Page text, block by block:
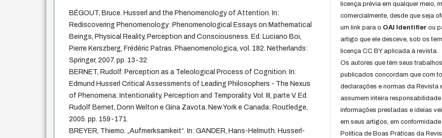
BÉGOUT, Bruce. Husserl and the Phenomenology of Attention. In:
Rediscovering Phenomenology: Phenomenological Essays on Mathematical
Beings, Physical Reality, Perception and Consciousness. Ed. Luciano Boi,
Pierre Kerszberg, Frédéric Patras. Phaenomenologica, vol. 182. Netherlands:
Springer, 2007. pp. 13-32.
BERNET, Rudolf. Perception as a Teleological Process of Cognition. In:
Edmund Husserl Critical Assessments of Leading Philosophers - The Nexus
of Phenomena: Intentionality, Perception and Temporality. Vol. III, parte V. Ed.
Rudolf Bernet, Donn Welton e Gina Zavota. New York e Canada: Routledge,
2005. pp. 159-171.
BREYER, Thiemo. „Aufmerksamkeit“. In: GANDER, Hans-Helmuth. Husserl-
licença prévia em qualquer meio,
comercialmente, desde que seja
um link para o OAI Identifier ou
artigo que ele desceve, sob os
licença CC BY aplicada à revista.
Os autores que têm seus trabalhos
publicados concordam que com
declarações e normas da Revista
assumem inteira responsabilidade
informações prestadas e ideias
em seus artigos, em
Política de Boas Práticas da